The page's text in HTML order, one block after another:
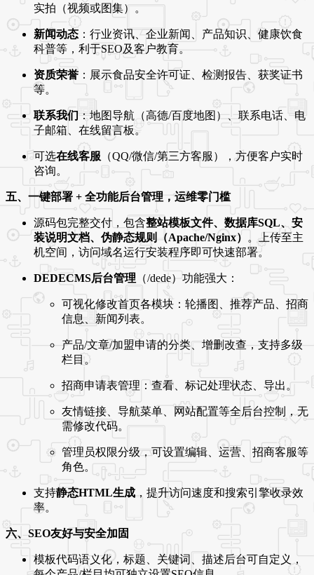
实拍（视频或图集）。
新闻动态 ：行业资讯、企业新闻、产品知识、健康饮食
科普等，利于SEO及客户教育。
资质荣誉 ：展示食品安全许可证、检测报告、获奖证书
等。
联系我们：地图导航（高德/百度地图）、联系电话、电
子邮箱、在线留言板。
可选在线客服 （QQ/微信/第三方客服），方便客户实时
咨询。
五、一键部署 + 全功能后台管理，运维零门槛
源码包完整交付，包含整站模板文件、数据库SQL、安
装说明文档、伪静态规则（Apache/Nginx） 。上传至主
机空间，访问域名运行安装程序即可快速部署。
DEDECMS后台管理 （/dede）功能强大：
可视化修改首页各模块：轮播图、推荐产品、招商
信息、新闻列表。
产品/文章/加盟申请的分类、增删改查，支持多级
栏目。
招商申请表管理：查看、标记处理状态、导出。
友情链接、导航菜单、网站配置等全后台控制，无
需修改代码。
管理员权限分级，可设置编辑、运营、招商客服等
角色。
支持静态HTML生成，提升访问速度和搜索引擎收录效
率。
六、SEO友好与安全加固
模板代码语义化，标题、关键词、描述后台可自定义，